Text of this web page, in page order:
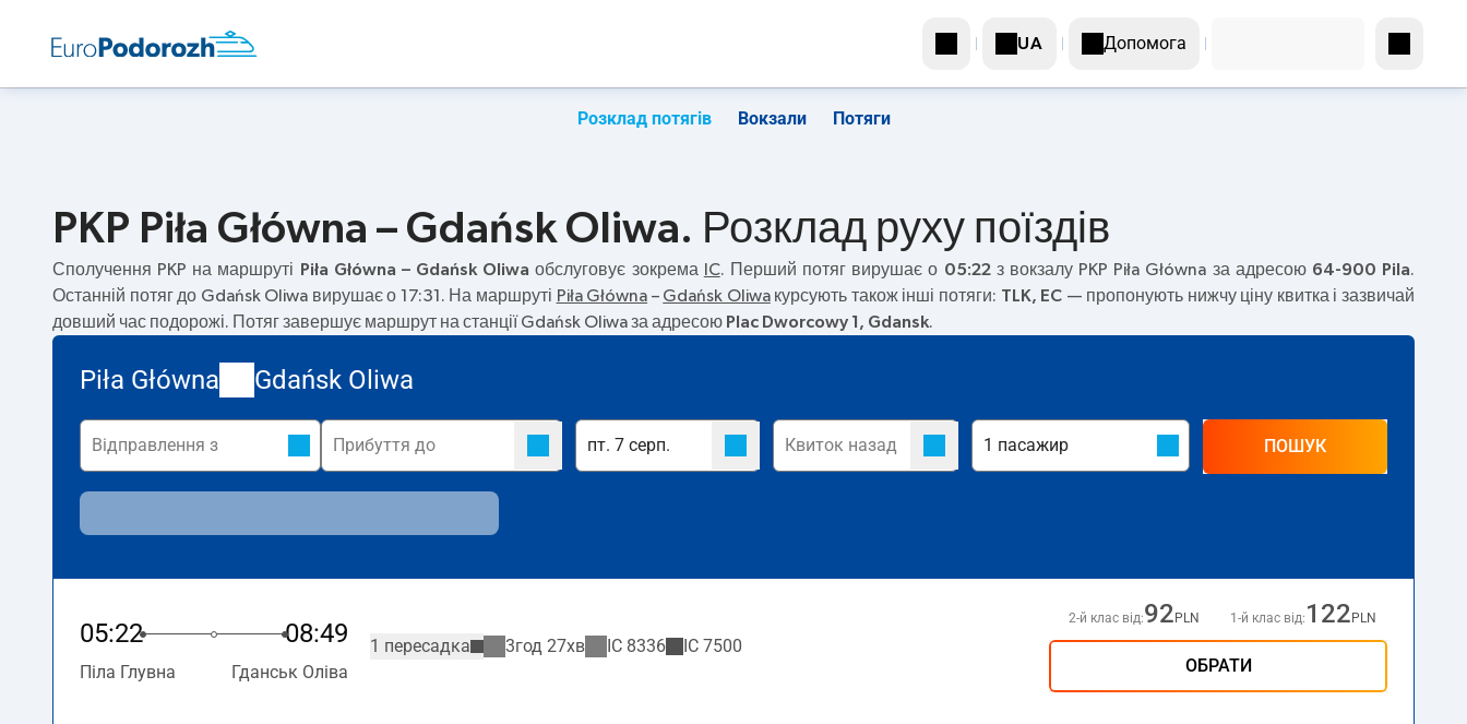
UA Допомога
Розклад потягів Вокзали Потяги
PKP Piła Główna – Gdańsk Oliwa. Розклад руху поїздів
Сполучення PKP на маршруті Piła Główna – Gdańsk Oliwa обслуговує зокрема IC. Перший потяг вирушає о 05:22з вокзалу PKP Piła Główna за адресою 64-900 Pila.
Останній потяг до Gdańsk Oliwa вирушає о 17:31. На маршруті Piła Główna – Gdańsk Oliwaкурсують також інші потяги: TLK, EC — пропонують нижчу ціну квитка і зазвичай
довший час подорожі. Потяг завершує маршрут на станції Gdańsk Oliwa за адресою Plac Dworcowy 1, Gdansk.
Piła Główna Gdańsk Oliwa
ПОШУК
05:22 08:49
Піла Глувна Гданськ Оліва
1 пересадка 3год 27хв IC 8336 IC 7500
2-й клас від:92 PLN 1-й клас від: 122 PLN
ОБРАТИ